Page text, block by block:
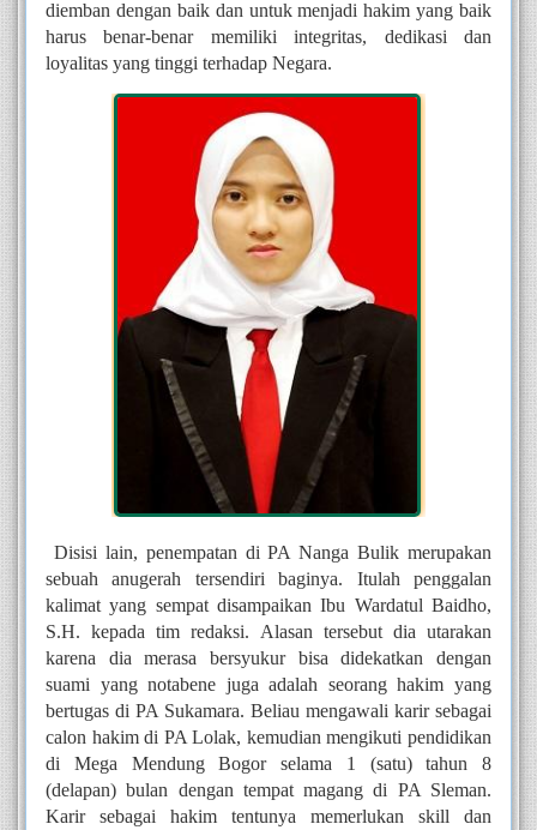
diemban dengan baik dan untuk menjadi hakim yang baik
harus benar-benar memiliki integritas, dedikasi dan
loyalitas yang tinggi terhadap Negara.
Disisi lain, penempatan di PA Nanga Bulik merupakan
sebuah anugerah tersendiri baginya. Itulah penggalan
kalimat yang sempat disampaikan Ibu Wardatul Baidho,
S.H. kepada tim redaksi. Alasan tersebut dia utarakan
karena dia merasa bersyukur bisa didekatkan dengan
suami yang notabene juga adalah seorang hakim yang
bertugas di PA Sukamara. Beliau mengawali karir sebagai
calon hakim di PA Lolak, kemudian mengikuti pendidikan
di Mega Mendung Bogor selama 1 (satu) tahun 8
(delapan) bulan dengan tempat magang di PA Sleman.
Karir sebagai hakim tentunya memerlukan skill dan